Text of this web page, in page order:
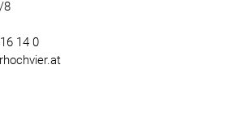
8
14 0